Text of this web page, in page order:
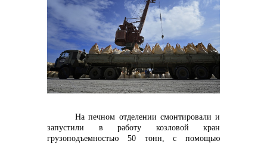
контакты отдела закупок
Контакты
На печном отделении смонтировали и
запустили в работу козловой кран
грузоподъемностью 50 тонн, с помощью